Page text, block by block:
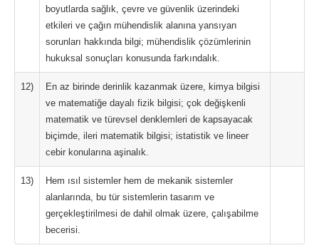
boyutlarda sağlık, çevre ve güvenlik üzerindeki
etkileri ve çağın mühendislik alanına yansıyan
sorunları hakkında bilgi; mühendislik çözümlerinin
hukuksal sonuçları konusunda farkındalık.
12)
En az birinde derinlik kazanmak üzere, kimya bilgisi
ve matematiğe dayalı fizik bilgisi; çok değişkenli
matematik ve türevsel denklemleri de kapsayacak
biçimde, ileri matematik bilgisi; istatistik ve lineer
cebir konularına aşinalık.
13)
Hem ısıl sistemler hem de mekanik sistemler
alanlarında, bu tür sistemlerin tasarım ve
gerçekleştirilmesi de dahil olmak üzere, çalışabilme
becerisi.